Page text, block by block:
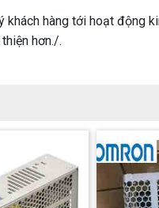
khách hàng tới hoạt động
hơn./.